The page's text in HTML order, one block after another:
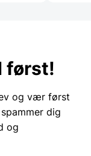
først!
og vær først
dig
og